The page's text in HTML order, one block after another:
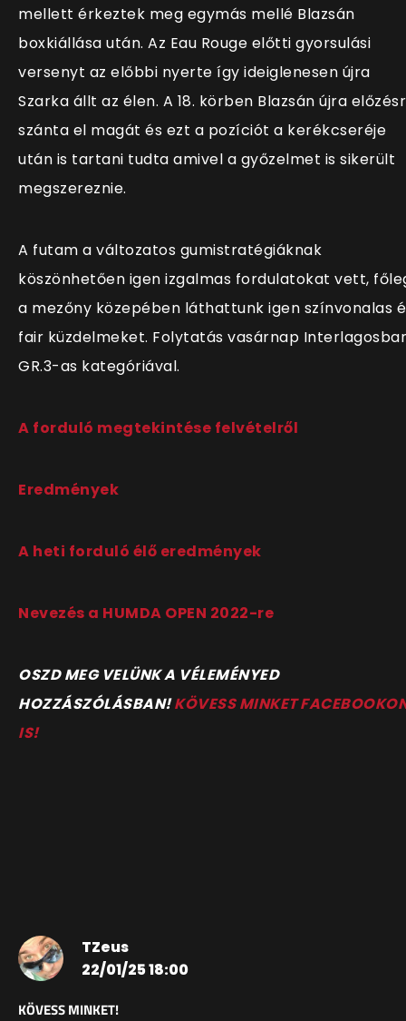
mellett érkeztek meg egymás mellé Blazsán
boxkiállása után. Az Eau Rouge előtti gyorsulási
versenyt az előbbi nyerte így ideiglenesen újra
Szarka állt az élen. A 18. körben Blazsán újra
szánta el magát és ezt a pozíciót a kerékcseréje
után is tartani tudta amivel a győzelmet is sikerült
megszereznie.
A futam a változatos gumistratégiáknak
köszönhetően igen izgalmas fordulatokat vett,
a mezőny közepében láthattunk igen színvonalas
fair küzdelmeket. Folytatás vasárnap
GR.3-as kategóriával.
A forduló megtekintése felvételről
Eredmények
A heti forduló élő eredmények
Nevezés a HUMDA OPEN 2022-re
OSZD MEG VELÜNK A VÉLEMÉNYED
HOZZÁSZÓLÁSBAN!KÖVESS MINKET
IS!
TZeus
22/01/25 18:00
KÖVESS MINKET!